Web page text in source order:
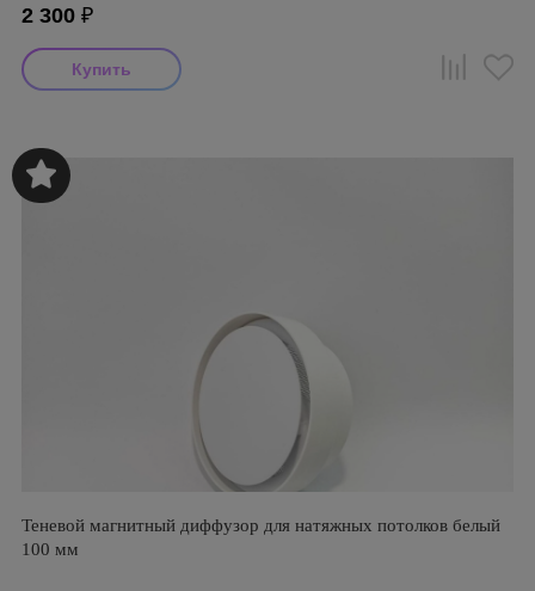
2 300 ₽
Теневой магнитный диффузор для натяжных потолков белый
100 мм